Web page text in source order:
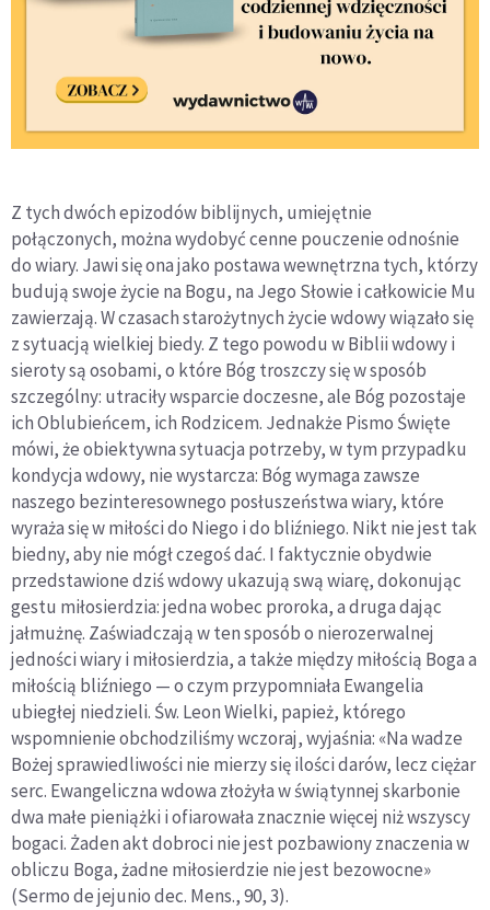
Z tych dwóch epizodów biblijnych, umiejętnie
połączonych, można wydobyć cenne pouczenie odnośnie
do wiary. Jawi się ona jako postawa wewnętrzna tych, którzy
budują swoje życie na Bogu, na Jego Słowie i całkowicie Mu
zawierzają. W czasach starożytnych życie wdowy wiązało się
z sytuacją wielkiej biedy. Z tego powodu w Biblii wdowy i
sieroty są osobami, o które Bóg troszczy się w sposób
szczególny: utraciły wsparcie doczesne, ale Bóg pozostaje
ich Oblubieńcem, ich Rodzicem. Jednakże Pismo Święte
mówi, że obiektywna sytuacja potrzeby, w tym przypadku
kondycja wdowy, nie wystarcza: Bóg wymaga zawsze
naszego bezinteresownego posłuszeństwa wiary, które
wyraża się w miłości do Niego i do bliźniego. Nikt nie jest tak
biedny, aby nie mógł czegoś dać. I faktycznie obydwie
przedstawione dziś wdowy ukazują swą wiarę, dokonując
gestu miłosierdzia: jedna wobec proroka, a druga dając
jałmużnę. Zaświadczają w ten sposób o nierozerwalnej
jedności wiary i miłosierdzia, a także między miłością Boga a
miłością bliźniego — o czym przypomniała Ewangelia
ubiegłej niedzieli. Św. Leon Wielki, papież, którego
wspomnienie obchodziliśmy wczoraj, wyjaśnia: «Na wadze
Bożej sprawiedliwości nie mierzy się ilości darów, lecz ciężar
serc. Ewangeliczna wdowa złożyła w świątynnej skarbonie
dwa małe pieniążki i ofiarowała znacznie więcej niż wszyscy
bogaci. Żaden akt dobroci nie jest pozbawiony znaczenia w
obliczu Boga, żadne miłosierdzie nie jest bezowocne»
(Sermo de jejunio dec. Mens., 90, 3).